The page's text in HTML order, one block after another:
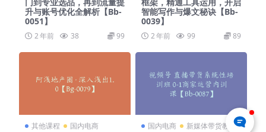
升与账号优化全解析【Bb-
0051】
2 年前 38 99
智能写作与爆文秘诀【Bb-
0039】
2 年前 99 89
其他课程 国内电商 国内电商 新媒体带货教程